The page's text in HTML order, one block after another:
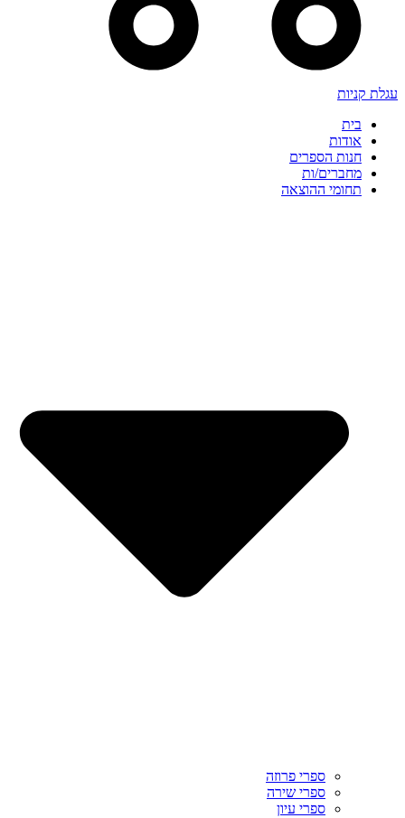
עגלת קניות
בית
אודות
חנות הספרים
מחברים/ות
תחומי ההוצאה
ספרי פרוזה
ספרי שירה
ספרי עיון